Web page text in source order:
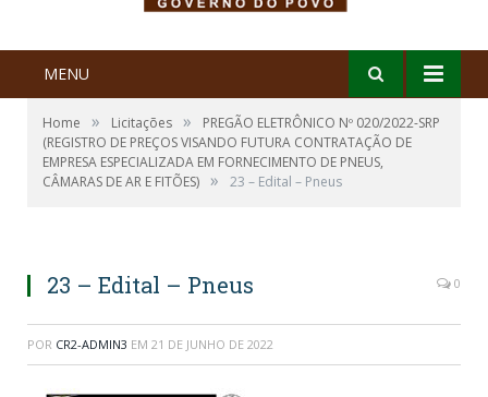
MENU
Home » Licitações »
PREGÃO ELETRÔNICO Nº 020/2022-SRP
(REGISTRO DE PREÇOS VISANDO FUTURA CONTRATAÇÃO DE
EMPRESA ESPECIALIZADA EM FORNECIMENTO DE PNEUS,
CÂMARAS DE AR E FITÕES) » 23 – Edital – Pneus
23 – Edital – Pneus 0
POR CR2-ADMIN3 EM 21 DE JUNHO DE 2022